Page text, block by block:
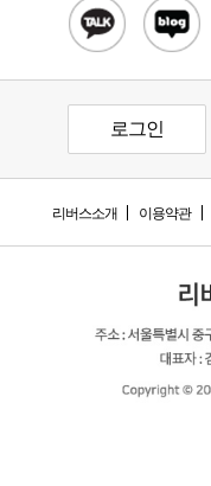
로그인
리버스소개 이용약관